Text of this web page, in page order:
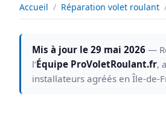
Accueil / Réparation volet roulant
Mis à jour le 29 mai 2026 —
l’Équipe ProVoletRoulant.fr,
installateurs agréés en Île-de-